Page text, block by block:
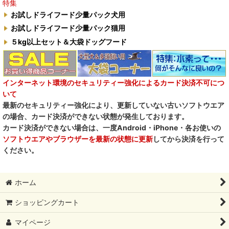
特集
お試しドライフード少量パック犬用
お試しドライフード少量パック猫用
５kg以上セット＆大袋ドッグフード
インターネット環境のセキュリティー強化によるカード決済不可につ
いて
最新のセキュリティー強化により、更新していない古いソフトウエア
の場合、カード決済ができない状態が発生しております。
カード決済ができない場合は、一度Android・iPhone・各お使いの
ソフトウエアやブラウザーを最新の状態に更新してから決済を行って
ください。
ホーム
ショッピングカート
マイページ